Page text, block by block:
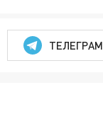
ТЕЛЕГРАМ